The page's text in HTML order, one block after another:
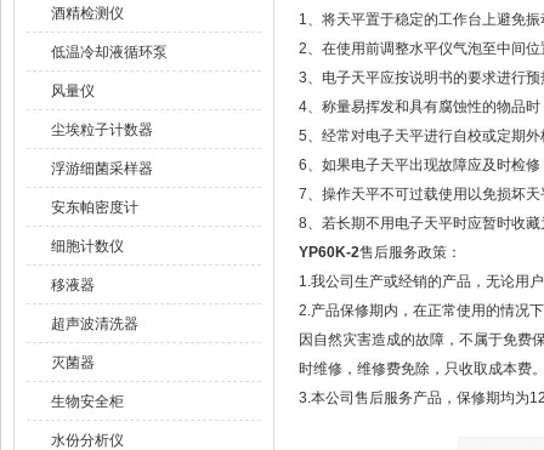
酒精检测仪
低温冷却液循环泵
风量仪
尘埃粒子计数器
浮游细菌采样器
安东帕密度计
细胞计数仪
移液器
超声波清洗器
灭菌器
生物安全柜
水份分析仪
1、将天平置于稳定的工作台上避免
2、在使用前调整水平仪气泡至中间位
3、电子天平应按说明书的要求进行预
4、称量易挥发和具有腐蚀性的物品
5、经常对电子天平进行自校或定期
6、如果电子天平出现故障应及时检修
7、操作天平不可过载使用以免损坏天
8、若长期不用电子天平时应暂时收藏
YP60K-2售后服务政策：
1.我公司生产或经销的产品，无论用
2.产品保修期内，在正常使用的情况
因自然灾害造成的故障，不属于免费
时维修，维修费免除，只收取成本费
3.本公司售后服务产品，保修期均为